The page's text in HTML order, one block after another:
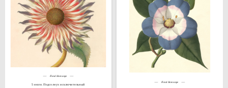
Floral Horoscope
5 июля. Подсолнух исключительный
Floral Horoscope